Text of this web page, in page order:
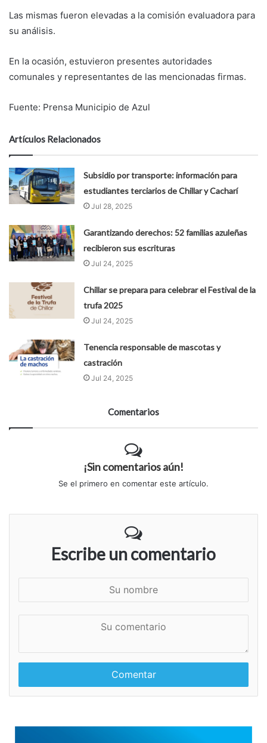
Las mismas fueron elevadas a la comisión evaluadora para
su análisis.
En la ocasión, estuvieron presentes autoridades
comunales y representantes de las mencionadas firmas.
Fuente: Prensa Municipio de Azul
Artículos Relacionados
Subsidio por transporte: información para
estudiantes terciarios de Chillar y Cacharí
Jul 28, 2025
Garantizando derechos: 52 familias azuleñas
recibieron sus escrituras
Jul 24, 2025
Chillar se prepara para celebrar el Festival de la
trufa 2025
Jul 24, 2025
Tenencia responsable de mascotas y
castración
Jul 24, 2025
Comentarios
¡Sin comentarios aún!
Se el primero en comentar este artículo.
Escribe un comentario
n